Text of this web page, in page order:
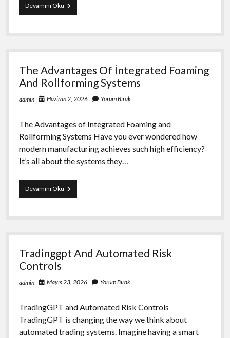
Devamını OkuSac
Ekimi
Hizmetler
The Advantages Of İntegrated Foaming
And Rollforming Systems
admin Haziran 2, 2026 Yorum Bırak
The Advantages of Integrated Foaming and
Rollforming Systems Have you ever wondered how
modern manufacturing achieves such high efficiency?
It’s all about the systems they…
Devamını OkuThe
Advantages
İntegrated
And
Systems
Tradinggpt And Automated Risk
Controls
admin Mayıs 23, 2026 Yorum Bırak
TradingGPT and Automated Risk Controls
TradingGPT is changing the way we think about
automated trading systems. Imagine having a smart